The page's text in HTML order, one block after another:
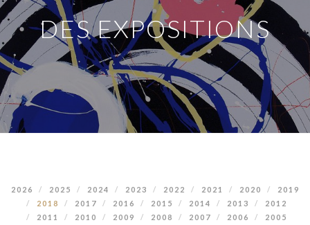
DES EXPOSITIONS
2026 2025 2024 2023 2022 2021 2020
2019
2018
2017 2016 2015 2014 2013
2012
2011
2010 2009 2008 2007 2006
2005